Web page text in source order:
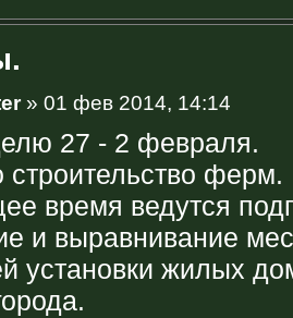
» 01 фев 2014, 14:14
27 - 2 февраля.
строительство ферм.
время ведутся
и выравнивание
установки жилых